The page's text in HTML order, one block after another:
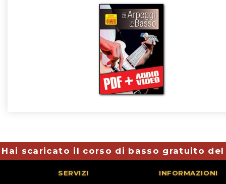
Hai scaricato il corso di basso gratuito del
SERVIZI INFORMAZIONI